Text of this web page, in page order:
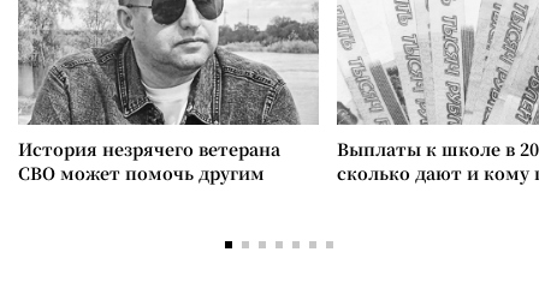
История незрячего ветерана
СВО может помочь другим
Выплаты к школе в
сколько дают и